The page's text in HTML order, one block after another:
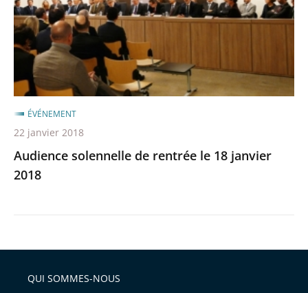
18
janvier
2018
Audience solennelle de rentrée le 18 janvier
2018
ÉVÉNEMENT
22 janvier 2018
QUI SOMMES-NOUS